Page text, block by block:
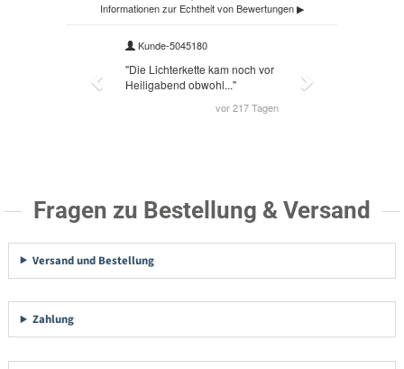
Fragen zu Bestellung & Versand
Versand und Bestellung
Zahlung